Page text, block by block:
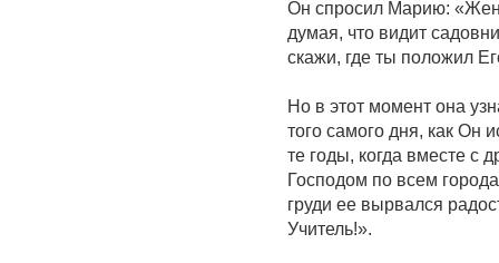
Он спросил Марию:
думая, что видит
скажи, где ты положил
Но в этот момент она
того самого дня, как Он
те годы, когда вместе с
Господом по всем
груди ее вырвался
Учитель!».